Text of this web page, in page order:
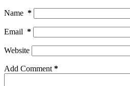
Name *
Email *
Website
Add Comment *